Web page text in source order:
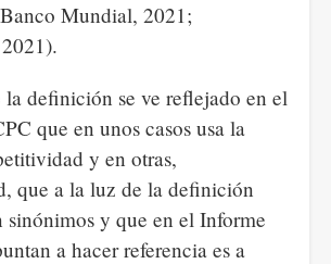
Mundial, 2021;
definición se ve reflejado en el
que en unos casos usa la
y en otras,
que a la luz de la definición
sinónimos y que en el Informe
a hacer referencia es a